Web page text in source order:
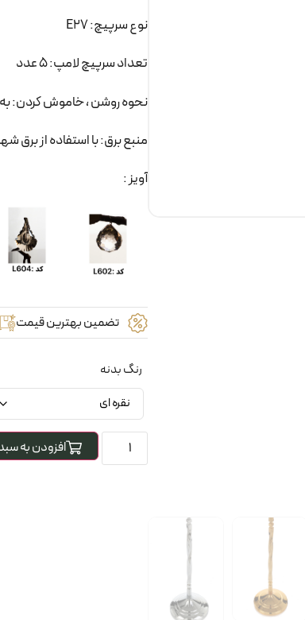
نوع سرپیچ: E27
تعداد سرپیچ لامپ: 5 عدد
نحوه روشن ، خاموش کردن:
منبع برق: با استفاده از برق
آویز :
تضمین بهترین قیمت
رنگ بدنه
افزودن به